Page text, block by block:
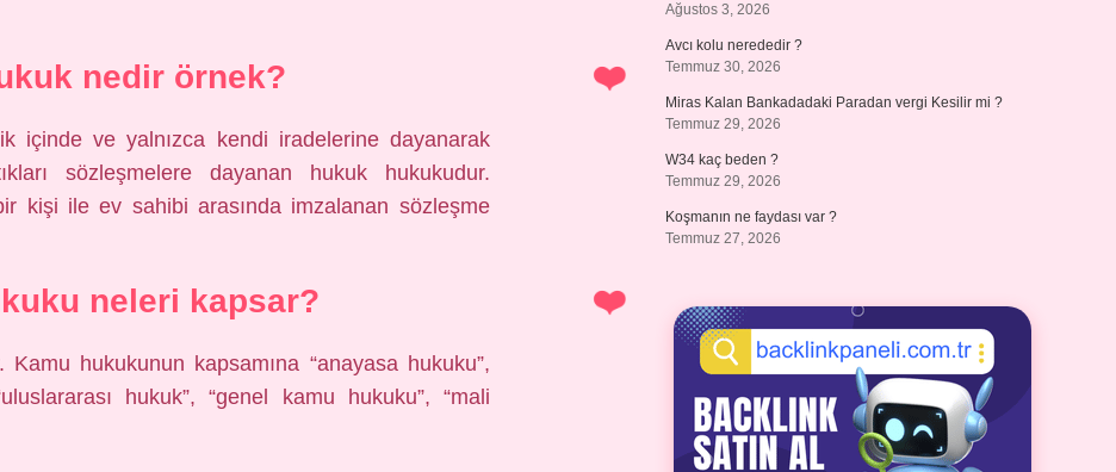
nedir örnek?
içinde ve yalnızca kendi iradelerine dayanarak
sözleşmelere dayanan hukuk hukukudur.
kişi ile ev sahibi arasında imzalanan sözleşme
neleri kapsar?
hukukunun kapsamına “anayasa hukuku”,
hukuk”, “genel kamu hukuku”, “mali
Ağustos 3, 2026
Avcı kolu nerededir ?
Temmuz 30, 2026
Miras Kalan Bankadadaki Paradan vergi Kesilir mi ?
Temmuz 29, 2026
W34 kaç beden ?
Temmuz 29, 2026
Koşmanın ne faydası var ?
Temmuz 27, 2026